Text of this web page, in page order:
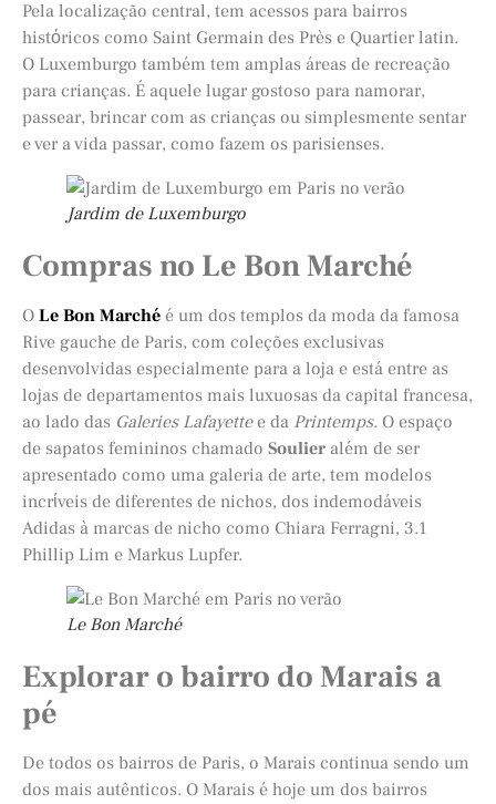
Pela localização central, tem acessos para bairros
histόricos como Saint Germain des Près e Quartier latin.
O Luxemburgo também tem amplas áreas de recreação
para crianças. É aquele lugar gostoso para namorar,
passear, brincar com as crianças ou simplesmente sentar
e ver a vida passar, como fazem os parisienses.
Jardim de Luxemburgo
Compras no Le Bon Marché
O Le Bon Marché é um dos templos da moda da famosa
Rive gauche de Paris, com coleções exclusivas
desenvolvidas especialmente para a loja e está entre as
lojas de departamentos mais luxuosas da capital francesa,
ao lado das Galeries Lafayettee da Printemps. O espaço
de sapatos femininos chamado Soulier além de ser
apresentado como uma galeria de arte, tem modelos
incrίveis de diferentes de nichos, dos indemodáveis
Adidas à marcas de nicho como Chiara Ferragni, 3.1
Phillip Lim e Markus Lupfer.
Le Bon Marché
Explorar o bairro do Marais a
pé
De todos os bairros de Paris, o Marais continua sendo um
dos mais autênticos. O Marais é hoje um dos bairros